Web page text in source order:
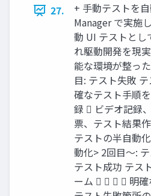
27.
+ 手動テストを
Manager で実施
動 UI テストとし
れ駆動開発を現
能な環境が整っ
目: テスト失敗
確なテスト手順
録  ビデオ記録
票、テスト結果
テストの半自動
動化> 2回目～:
テスト成功 テス
ーム     明